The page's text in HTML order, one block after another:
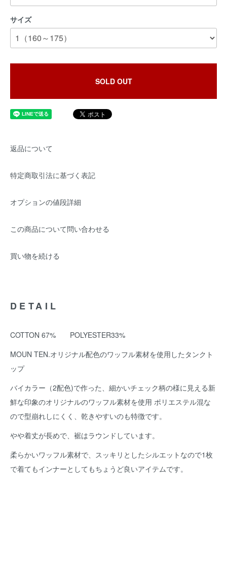
サイズ
SOLD OUT
返品について
特定商取引法に基づく表記
オプションの値段詳細
この商品について問い合わせる
買い物を続ける
DETAIL
COTTON 67% POLYESTER33%
MOUN TEN.オリジナル配色のワッフル素材を使用したタンクト
ップ
バイカラー（2配色)で作った、細かいチェック柄の様に見える新
鮮な印象のオリジナルのワッフル素材を使用 ポリエステル混な
ので型崩れしにくく、乾きやすいのも特徴です。
やや着丈が長めで、裾はラウンドしています。
柔らかいワッフル素材で、スッキリとしたシルエットなので1枚
で着てもインナーとしてもちょうど良いアイテムです。